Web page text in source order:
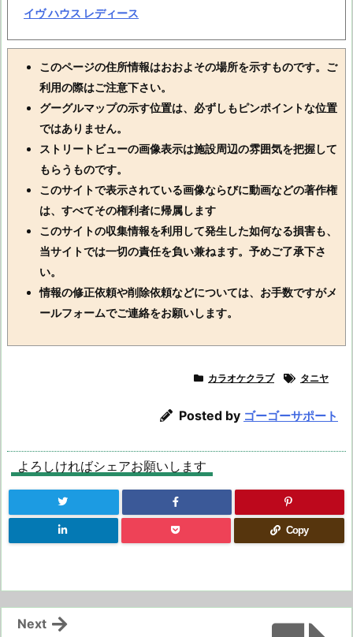
イヴ ハウス レディース
このページの住所情報はおおよその場所を示すものです。ご
利用の際はご注意下さい。
グーグルマップの示す位置は、必ずしもピンポイントな位置
ではありません。
ストリートビューの画像表示は施設周辺の雰囲気を把握して
もらうものです。
このサイトで表示されている画像ならびに動画などの著作権
は、すべてその権利者に帰属します
このサイトの収集情報を利用して発生した如何なる損害も、
当サイトでは一切の責任を負い兼ねます。予めご了承下さ
い。
情報の修正依頼や削除依頼などについては、お手数ですがメ
ールフォームでご連絡をお願いします。
カラオケクラブ タニヤ
Posted by ゴーゴーサポート
よろしければシェアお願いします
Copy
Next